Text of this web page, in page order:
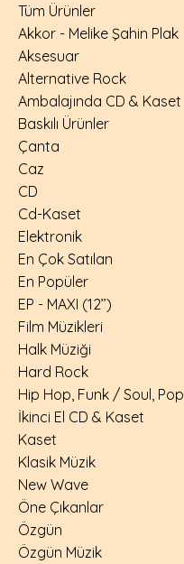
Tüm Ürünler
Akkor - Melike Şahin Plak
Aksesuar
Alternative Rock
Ambalajında CD & Kaset
Baskılı Ürünler
Çanta
Caz
CD
Cd-Kaset
Elektronik
En Çok Satılan
En Popüler
EP - MAXI (12’’)
Film Müzikleri
Halk Müziği
Hard Rock
Hip Hop, Funk / Soul, Pop
İkinci El CD & Kaset
Kaset
Klasik Müzik
New Wave
Öne Çıkanlar
Özgün
Özgün Müzik